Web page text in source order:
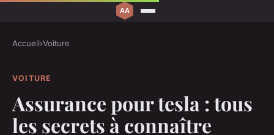
Accueil›Voiture
VOITURE
Assurance pour tesla : tous
les secrets à connaître